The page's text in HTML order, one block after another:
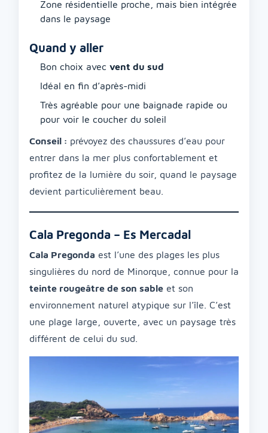
Zone résidentielle proche, mais bien intégrée
dans le paysage
Quand y aller
Bon choix avec vent du sud
Idéal en fin d’après-midi
Très agréable pour une baignade rapide ou
pour voir le coucher du soleil
Conseil : prévoyez des chaussures d’eau pour
entrer dans la mer plus confortablement et
profitez de la lumière du soir, quand le paysage
devient particulièrement beau.
Cala Pregonda – Es Mercadal
Cala Pregonda est l’une des plages les plus
singulières du nord de Minorque, connue pour la
teinte rougeâtre de son sable et son
environnement naturel atypique sur l’île. C’est
une plage large, ouverte, avec un paysage très
différent de celui du sud.